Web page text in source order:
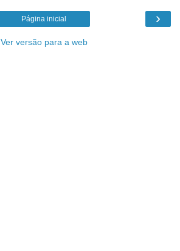
›
Página inicial
Ver versão para a web